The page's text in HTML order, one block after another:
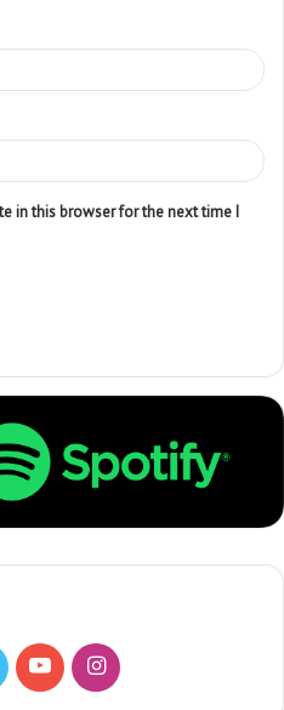
in this browser for the next time I
T
Y
I